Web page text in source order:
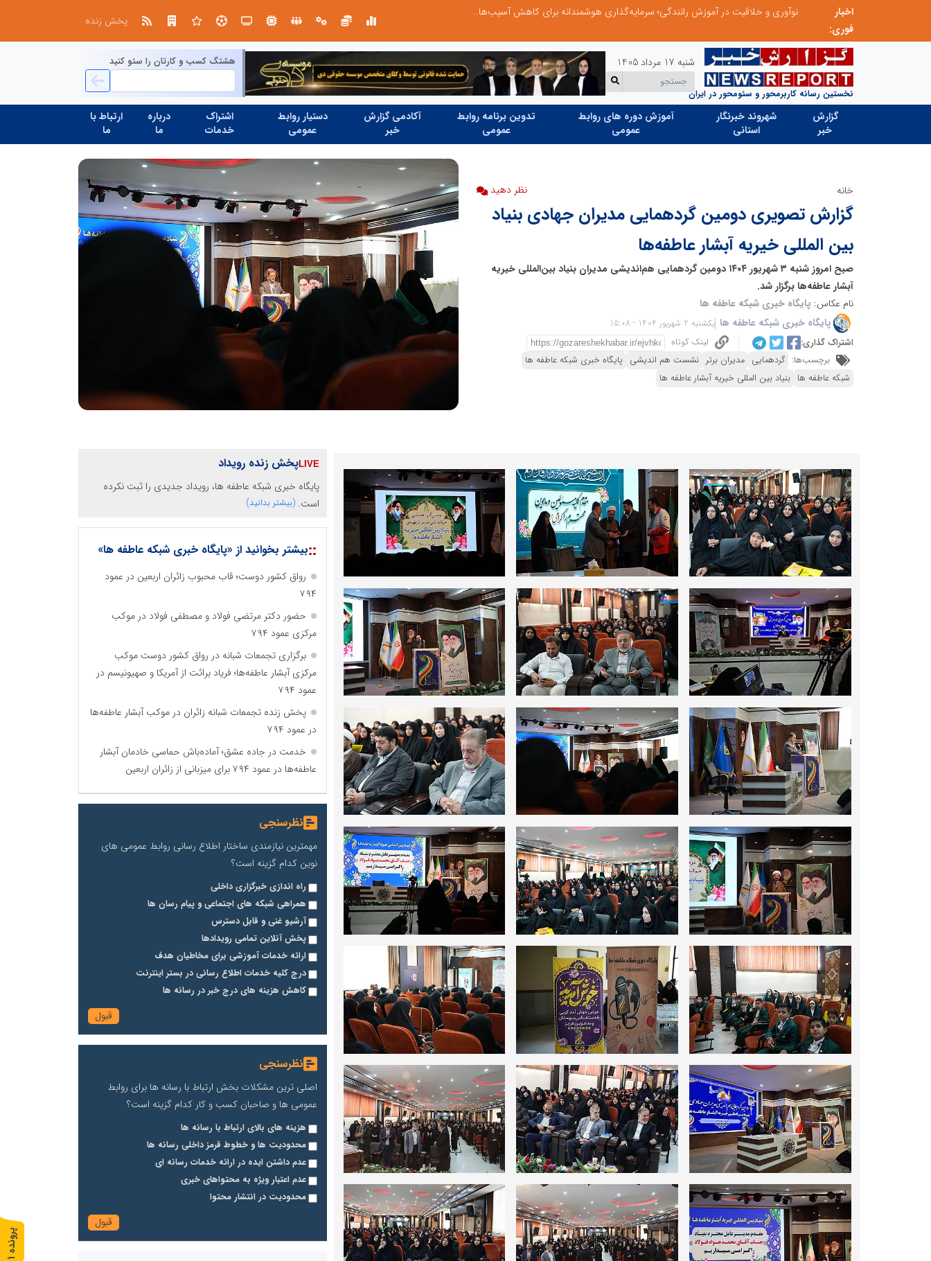
اخبار
فوری:
نوآوری و خلاقیت در آموزش رانندگی؛ سرمایه‌گذاری هوشمندانه برای کاهش آسیب‌های اجتماعی و ارتقای ایمنی جامعه نوآوری و یادگیری دیجیتال؛ کلید تحول در مدیریت مدارس فردا
پخش زنده
نخستین رسانه کاربرمحور و سئومحور در ایران
شنبه 17 مرداد 1405 هشتگ کسب و کارتان را سئو کنید
گزارش
خبر
شهروند خبرنگار
استانی
آموزش دوره های روابط
عمومی
تدوین برنامه روابط
عمومی
آکادمی گزارش
خبر
دستیار روابط
عمومی
اشتراک
خدمات
درباره
ما
ارتباط با
ما
خانه نظر دهید
گزارش تصویری دومین گردهمایی مدیران جهادی بنیاد
بین المللی خیریه آبشار عاطفه‌ها
صبح امروز شنبه ۳ شهریور ۱۴۰۴ دومین گردهمایی هم‌اندیشی مدیران بنیاد بین‌المللی خیریه
آبشار عاطفه‌ها برگزار شد.
نام عکاس: پایگاه خبری شبکه عاطفه ها
پایگاه خبری شبکه عاطفه ها یکشنبه 2 شهریور 1404 - 15:08
اشتراک گذاری:
لینک کوتاه
برچسب‌ها: گردهمایی مدیران برتر نشست هم اندیشی پایگاه خبری شبکه عاطفه ها
شبکه عاطفه ها بنیاد بین المللی خیریه آبشار عاطفه ها
پخش زنده رویداد
پایگاه خبری شبکه عاطفه ها، رویداد جدیدی را ثبت نکرده
است. (بیشتر بدانید)
::بیشتر بخوانید از «پایگاه خبری شبکه عاطفه ها»
رواق کشور دوست؛ قاب محبوب زائران اربعین در عمود
۷۹۴
حضور دکتر مرتضی فولاد و مصطفی فولاد در موکب
مرکزی عمود ۷۹۴
برگزاری تجمعات شبانه در رواق کشور دوست موکب
مرکزی آبشار عاطفه‌ها؛ فریاد برائت از آمریکا و صهیونیسم در
عمود ۷۹۴
پخش زنده تجمعات شبانه زائران در موکب آبشار عاطفه‌ها
در عمود ۷۹۴
خدمت در جاده عشق؛ آماده‌باش حماسی خادمان آبشار
عاطفه‌ها در عمود ۷۹۴ برای میزبانی از زائران اربعین
نظرسنجی
مهمترین نیازمندی ساختار اطلاع رسانی روابط عمومی های
نوین کدام گزینه است؟
راه اندازی خبرگزاری داخلی
همراهی شبکه های اجتماعی و پیام رسان ها
آرشیو غنی و قابل دسترس
پخش آنلاین تمامی رویدادها
ارائه خدمات آموزشی برای مخاطیان هدف
درج کلیه خدمات اطلاع رسانی در بستر اینترنت
کاهش هزینه های درج خبر در رسانه ها
نظرسنجی
اصلی ترین مشکلات بخش ارتباط با رسانه ها برای روابط
عمومی ها و صاحبان کسب و کار کدام گزینه است؟
هزینه های بالای ارتباط با رسانه ها
محدودیت ها و خطوط قرمز داخلی رسانه ها
عدم داشتن ایده در ارائه خدمات رسانه ای
عدم اعتبار ویژه به محتواهای خبری
محدودیت در انتشار محتوا
پ
ر
و
ن
د
ه
1